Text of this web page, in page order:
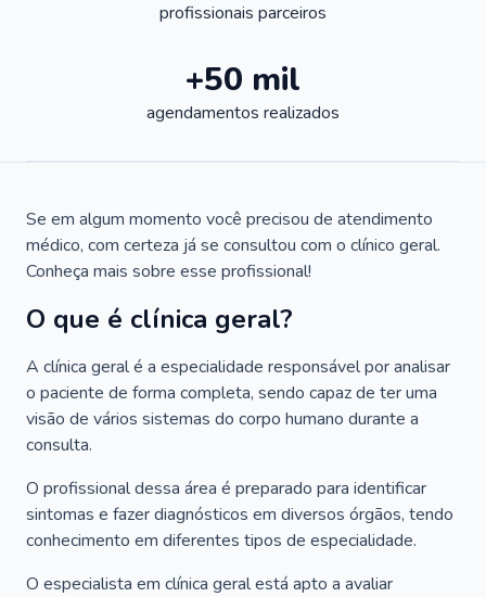
profissionais parceiros
+50 mil
agendamentos realizados
Se em algum momento você precisou de atendimento
médico, com certeza já se consultou com o clínico geral.
Conheça mais sobre esse profissional!
O que é clínica geral?
A clínica geral é a especialidade responsável por analisar
o paciente de forma completa, sendo capaz de ter uma
visão de vários sistemas do corpo humano durante a
consulta.
O profissional dessa área é preparado para identificar
sintomas e fazer diagnósticos em diversos órgãos, tendo
conhecimento em diferentes tipos de especialidade.
O especialista em clínica geral está apto a avaliar